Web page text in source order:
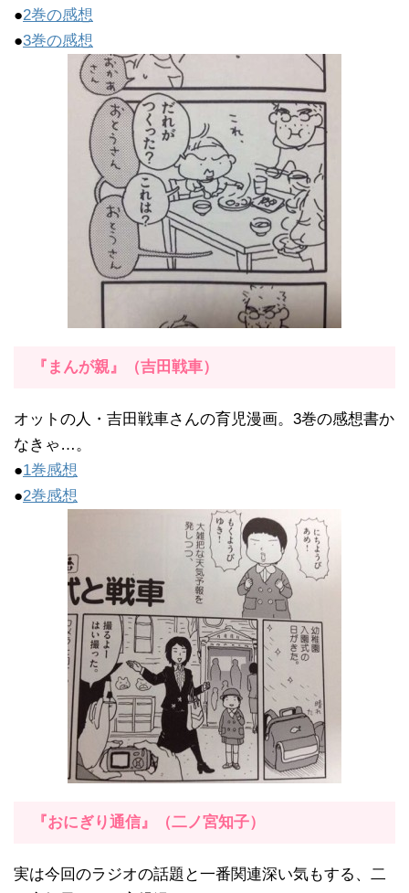
●2巻の感想
●3巻の感想
『まんが親』（吉田戦車）
オットの人・吉田戦車さんの育児漫画。3巻の感想書か
なきゃ…。
●1巻感想
●2巻感想
『おにぎり通信』（二ノ宮知子）
実は今回のラジオの話題と一番関連深い気もする、二